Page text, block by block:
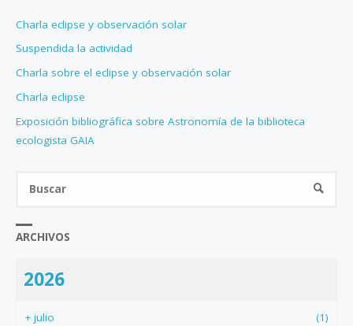
Charla eclipse y observación solar
Suspendida la actividad
Charla sobre el eclipse y observación solar
Charla eclipse
Exposición bibliográfica sobre Astronomía de la biblioteca
ecologista GAIA
ARCHIVOS
2026
+ julio
(1)